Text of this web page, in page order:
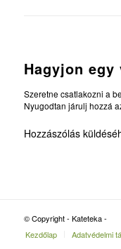
Hagyjon egy
Szeretne csatlakozni a
Nyugodtan járulj hozzá
Hozzászólás
© Copyright - Kateteka -
Kezdőlap
Adatvédelmi